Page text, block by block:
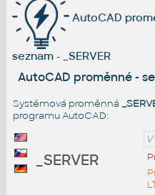
AutoCAD
seznam - _SERVER
AutoCAD proměnné -
Systémová proměnná
programu AutoCAD:
_SERVER